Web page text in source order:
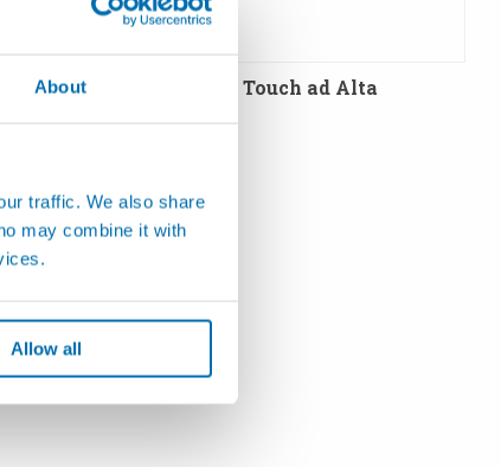
About
traffic. We also share
may combine it with
Allow all
T25P - Sonda Touch ad Alta